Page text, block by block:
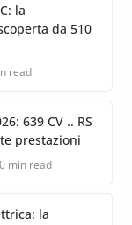
la
da 510
read
639 CV .. RS
prestazioni
min read
la